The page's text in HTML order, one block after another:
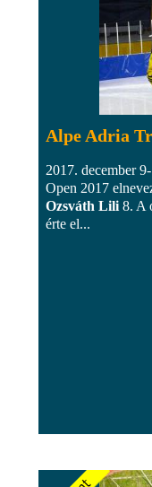
Alpe Adria
2017. december
Open 2017
Ozsváth Lili 8. A
érte el...